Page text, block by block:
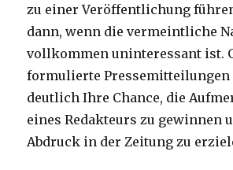
zu einer Veröffentlichung
dann, wenn die vermeintliche
vollkommen uninteressant ist.
formulierte Pressemitteilungen
deutlich Ihre Chance, die
eines Redakteurs zu gewinnen
Abdruck in der Zeitung zu